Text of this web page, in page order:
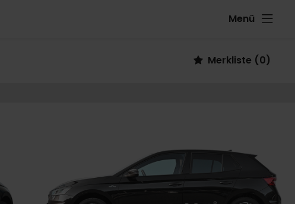
Menü
Merkliste (0)